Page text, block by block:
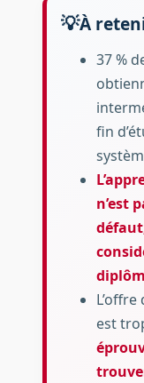
À
37 %
fin
n’est
est